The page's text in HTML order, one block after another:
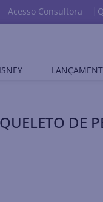
Acesso Consultora
DE